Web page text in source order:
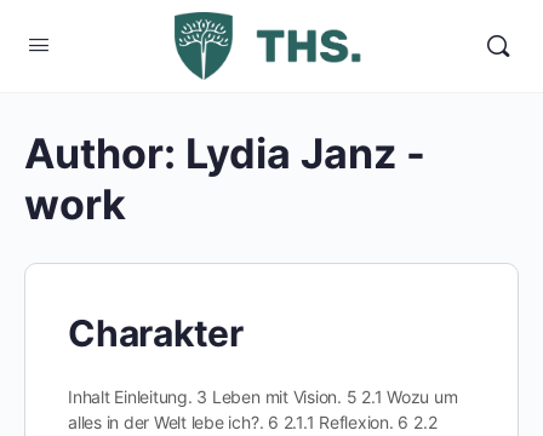
Author: Lydia Janz -
work
Charakter
Inhalt Einleitung. 3 Leben mit Vision. 5 2.1 Wozu um
alles in der Welt lebe ich?. 6 2.1.1 Reflexion. 6 2.2